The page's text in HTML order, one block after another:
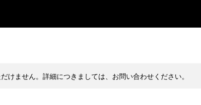
けません。詳細につきましては、お問い合わせください。